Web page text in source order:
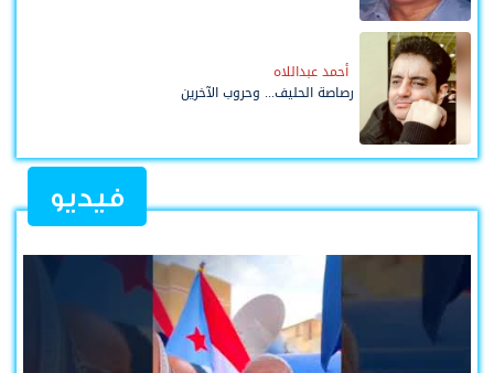
أحمد عبداللاه
رصاصة الحليف... وحروب الآخرين
فيديو